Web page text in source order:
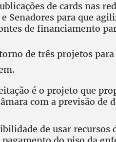
de cards nas
Senadores para que
de financiamento
de três projetos
é o projeto que
com a previsão de
de usar recursos